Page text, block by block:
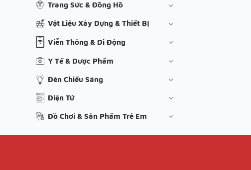
Trang Sức & Đồng Hồ
Vật Liệu Xây Dựng & Thiết Bị
Viễn Thông & Di Động
Y Tế & Dược Phẩm
Đèn Chiếu Sáng
Điện Tử
Đồ Chơi & Sản Phẩm Trẻ Em